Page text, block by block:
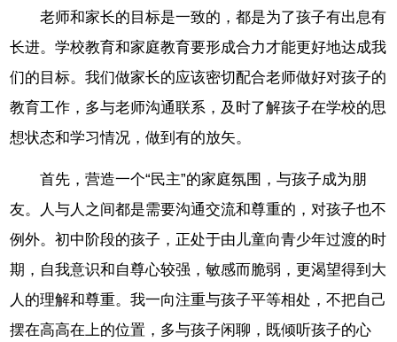
老师和家长的目标是一致的，都是为了孩子有出息有
长进。学校教育和家庭教育要形成合力才能更好地达成我
们的目标。我们做家长的应该密切配合老师做好对孩子的
教育工作，多与老师沟通联系，及时了解孩子在学校的思
想状态和学习情况，做到有的放矢。
首先，营造一个“民主”的家庭氛围，与孩子成为朋
友。人与人之间都是需要沟通交流和尊重的，对孩子也不
例外。初中阶段的孩子，正处于由儿童向青少年过渡的时
期，自我意识和自尊心较强，敏感而脆弱，更渴望得到大
人的理解和尊重。我一向注重与孩子平等相处，不把自己
摆在高高在上的位置，多与孩子闲聊，既倾听孩子的心